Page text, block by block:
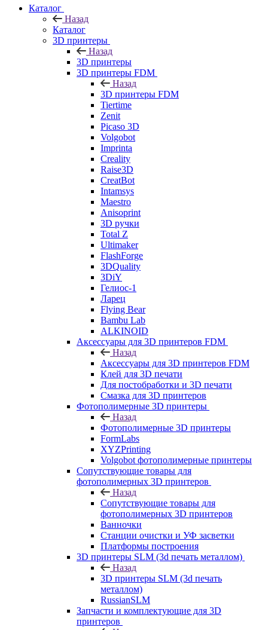
Каталог
Назад
Каталог
3D принтеры
Назад
3D принтеры
3D принтеры FDM
Назад
3D принтеры FDM
Tiertime
Zenit
Picaso 3D
Volgobot
Imprinta
Creality
Raise3D
CreatBot
Intamsys
Maestro
Anisoprint
3D ручки
Total Z
Ultimaker
FlashForge
3DQuality
3DiY
Гелиос-1
Ларец
Flying Bear
Bambu Lab
ALKINOID
Аксессуары для 3D принтеров FDM
Назад
Аксессуары для 3D принтеров FDM
Клей для 3D печати
Для постобработки и 3D печати
Смазка для 3D принтеров
Фотополимерные 3D принтеры
Назад
Фотополимерные 3D принтеры
FormLabs
XYZPrinting
Volgobot фотополимерные принтеры
Сопутствующие товары для
фотополимерных 3D принтеров
Назад
Сопутствующие товары для
фотополимерных 3D принтеров
Ванночки
Станции очистки и УФ засветки
Платформы построения
3D принтеры SLM (3d печать металлом)
Назад
3D принтеры SLM (3d печать
металлом)
RussianSLM
Запчасти и комплектующие для 3D
принтеров